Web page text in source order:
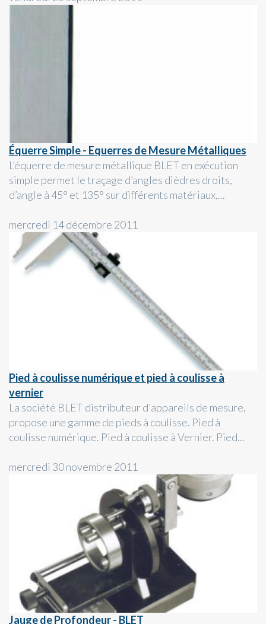
Équerre Simple - Equerres de Mesure Métalliques
L’équerre de mesure métallique BLET en exécution
simple permet le traçage d’angles dièdres droits,
d’angle à 45° et 135° sur différents matériaux,...
mercredi 14 décembre 2011
Pied à coulisse numérique et pied à coulisse à
vernier
La société BLET distributeur d'appareils de mesure,
propose une gamme de pieds à coulisse. Pied à
coulisse numérique. Pied à coulisse à Vernier. Pied...
mercredi 30 novembre 2011
Jauge de Profondeur - BLET